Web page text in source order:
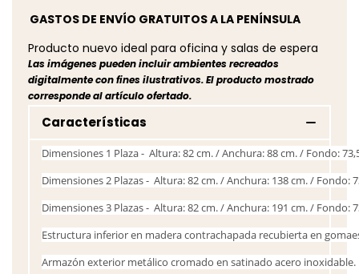
GASTOS DE ENVÍO GRATUITOS A LA PENÍNSULA
Producto nuevo ideal para oficina y salas de espera
Las imágenes pueden incluir ambientes recreados
digitalmente con fines ilustrativos. El producto mostrado
corresponde al artículo ofertado.
Características
Dimensiones 1 Plaza - Altura: 82 cm. / Anchura: 88 cm. / Fondo:
Dimensiones 2 Plazas - Altura: 82 cm. / Anchura: 138 cm. / Fondo:
Dimensiones 3 Plazas - Altura: 82 cm. / Anchura: 191 cm. / Fondo:
Estructura inferior en madera contrachapada recubierta en
Armazón exterior metálico cromado en satinado acero inoxidable.